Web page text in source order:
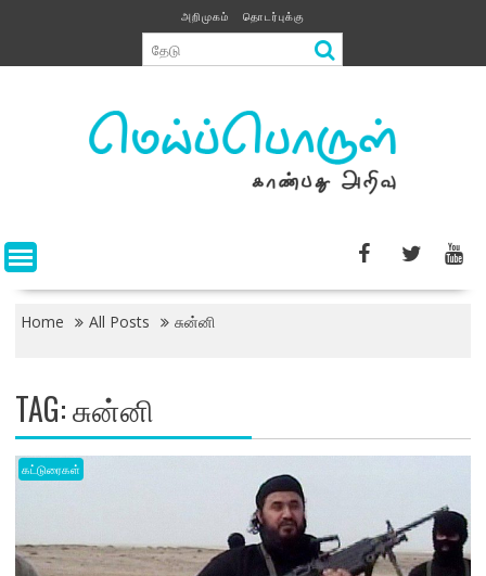
content
அறிமுகம் தொடர்புக்கு
Home All Posts சுன்னி
TAG:சுன்னி
கட்டுரைகள்